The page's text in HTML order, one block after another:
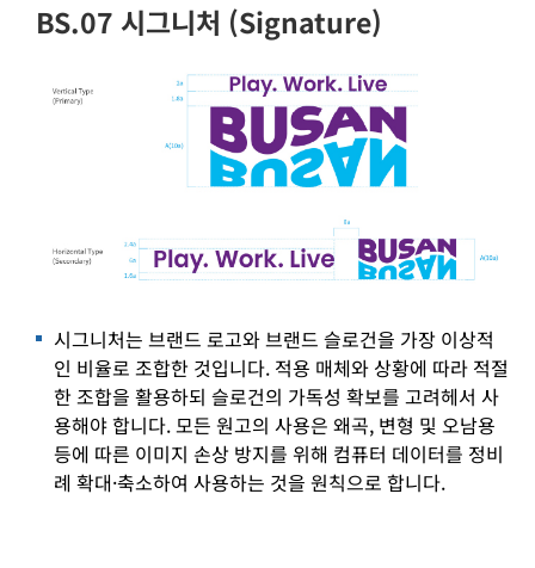
BS.07 시그니처 (Signature)
시그니처는 브랜드 로고와 브랜드 슬로건을 가장 이상적
인 비율로 조합한 것입니다. 적용 매체와 상황에 따라 적절
한 조합을 활용하되 슬로건의 가독성 확보를 고려헤서 사
용해야 합니다. 모든 원고의 사용은 왜곡, 변형 및 오남용
등에 따른 이미지 손상 방지를 위해 컴퓨터 데이터를 정비
례 확대·축소하여 사용하는 것을 원칙으로 합니다.